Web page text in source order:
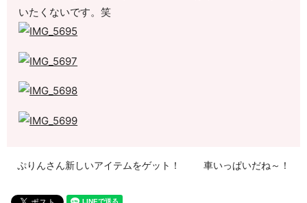
いたくないです。笑
ぷりんさん新しいアイテムをゲット！ 車いっぱいだね～！